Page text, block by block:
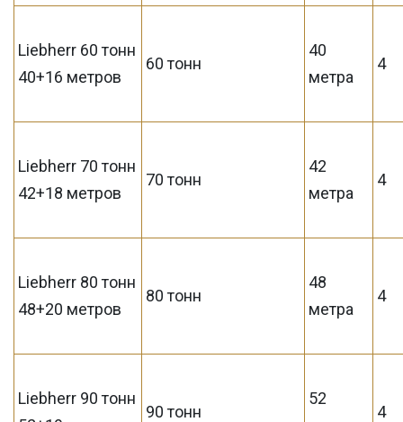
Liebherr 60 тонн
40+16 метров
60 тонн
40
метра
4
Liebherr 70 тонн
42+18 метров
70 тонн
42
метра
4
Liebherr 80 тонн
48+20 метров
80 тонн
48
метра
4
Liebherr 90 тонн
90 тонн
52
4